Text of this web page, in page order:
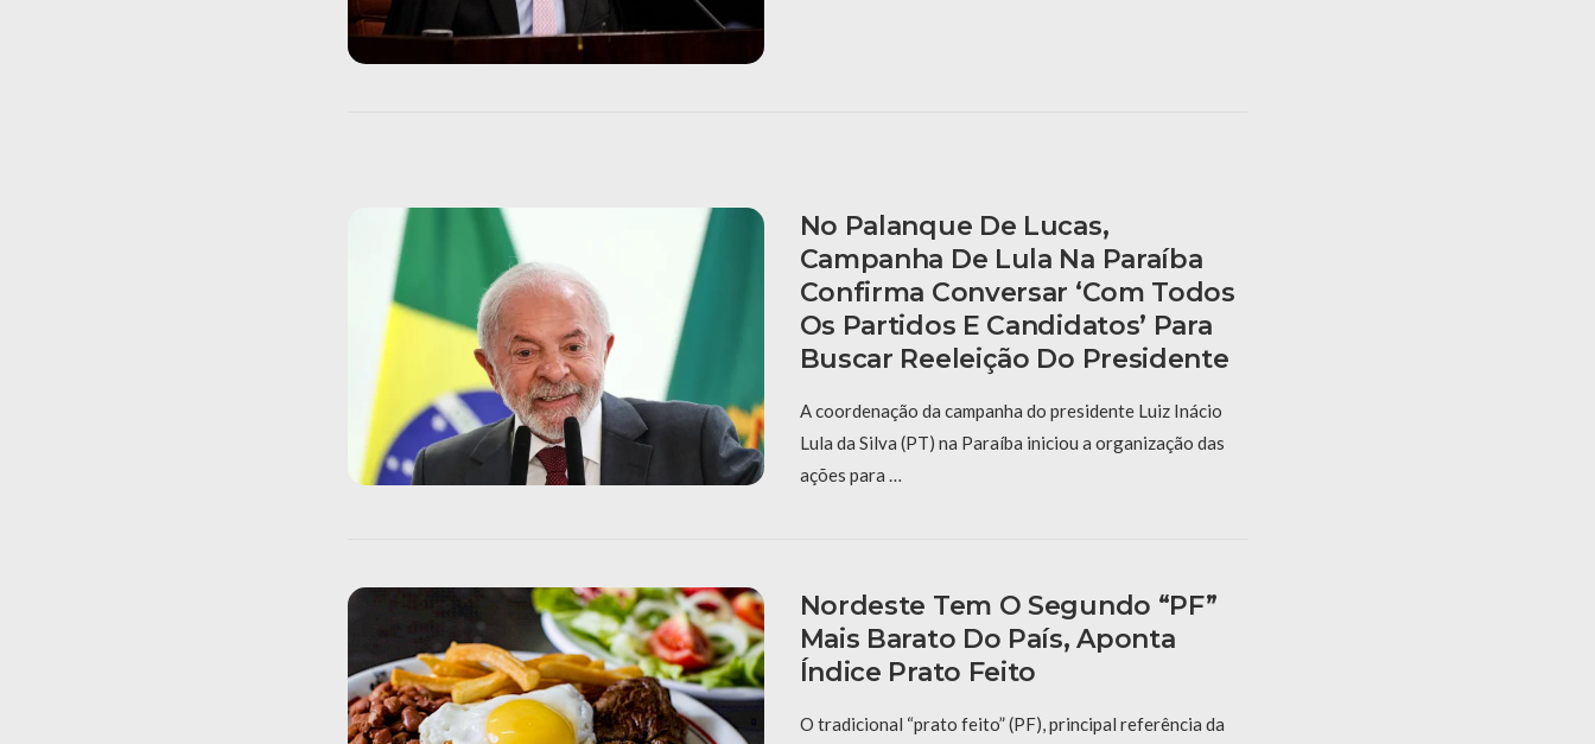
No Palanque De Lucas,
Campanha De Lula Na Paraíba
Confirma Conversar ‘com Todos
Os Partidos E Candidatos’ Para
Buscar Reeleição Do Presidente
A coordenação da campanha do presidente Luiz Inácio
Lula da Silva (PT) na Paraíba iniciou a organização das
ações para …
Nordeste Tem O Segundo “PF”
Mais Barato Do País, Aponta
Índice Prato Feito
O tradicional “prato feito” (PF), principal referência da